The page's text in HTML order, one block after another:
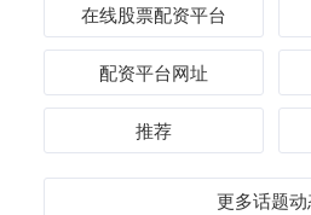
在线股票配资平台
配资平台网址
推荐
更多话题